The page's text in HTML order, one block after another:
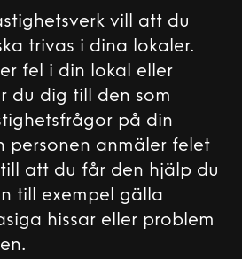
vill att du
trivas i dina lokaler.
fel i din lokal eller
du dig till den som
på din
personen anmäler felet
till att du får den hjälp du
till exempel gälla
hissar eller problem